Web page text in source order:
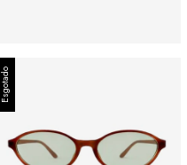
Esgotado